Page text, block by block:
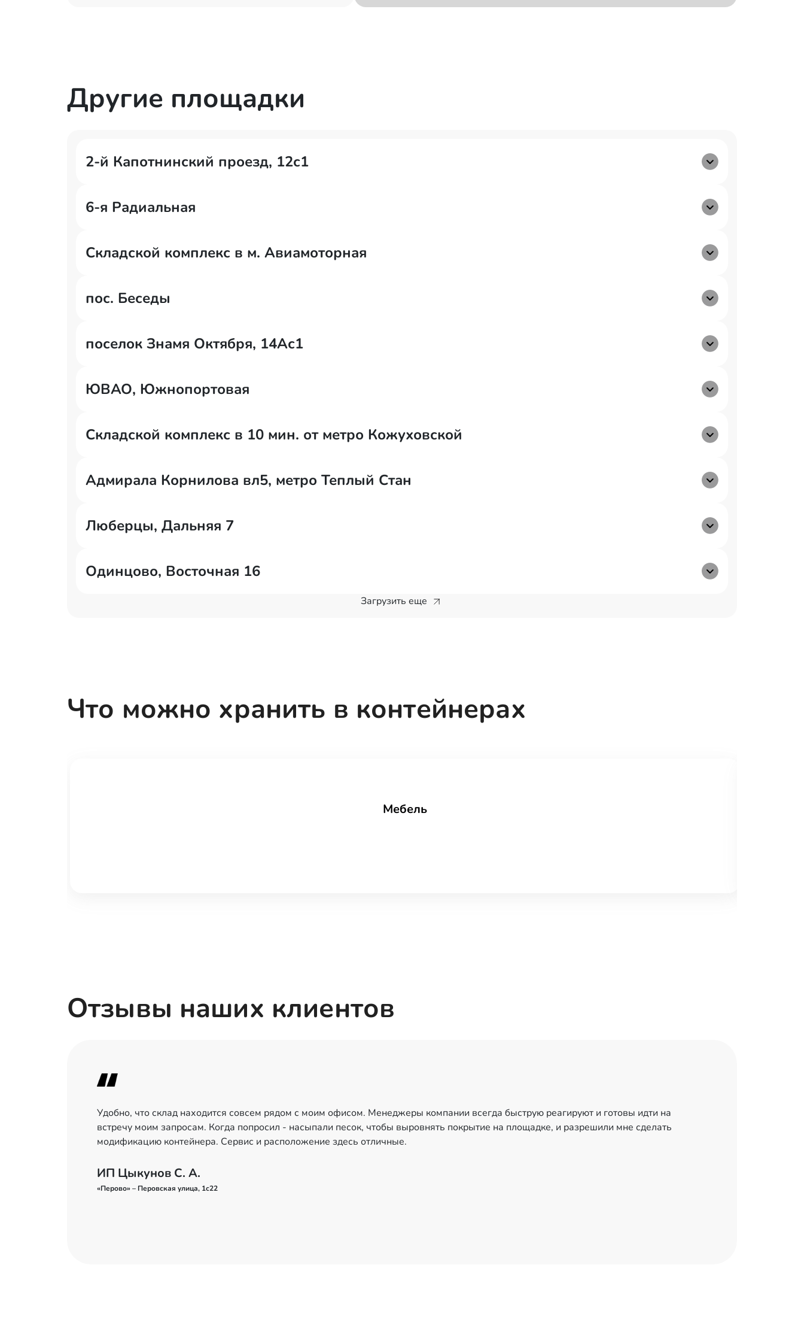
Другие площадки
2-й Капотнинский проезд, 12с1
6-я Радиальная
Складской комплекс в м. Авиамоторная
пос. Беседы
поселок Знамя Октября, 14Ас1
ЮВАО, Южнопортовая
Складской комплекс в 10 мин. от метро Кожуховской
Адмирала Корнилова вл5, метро Теплый Стан
Люберцы, Дальняя 7
Одинцово, Восточная 16
Загрузить еще
Что можно хранить в контейнерах
Мебель
Отзывы наших клиентов
Удобно, что склад находится совсем рядом с моим офисом. Менеджеры компании всегда быструю реагируют и готовы идти на
встречу моим запросам. Когда попросил - насыпали песок, чтобы выровнять покрытие на площадке, и разрешили мне сделать
модификацию контейнера. Сервис и расположение здесь отличные.
ИП Цыкунов С. А.
«Перово» – Перовская улица, 1с22